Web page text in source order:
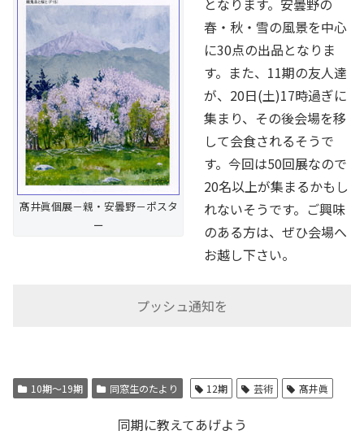
髙井眞個展－親・安曇野－ポスタ
ー
となります。安曇野の
春・秋・雪の風景を中心
に30点の出品となりま
す。また、11期の友人達
が、20日(土)17時過ぎに
集まり、その後会場を移
して会食されるそうで
す。今回は50回展なので
20名以上が集まるかもし
れないそうです。ご興味
のある方は、ぜひ会場へ
お越し下さい。
プッシュ通知を
10期〜19期 同窓生のたより 12期 芸術 髙井眞
同期に教えてあげよう